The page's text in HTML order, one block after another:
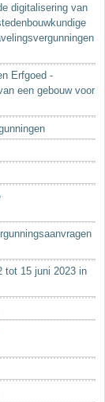
digitalisering van
Erfgoed -
een gebouw voor
tot 15 juni 2023 in